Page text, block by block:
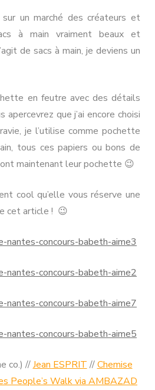
sur un marché des créateurs et
à main vraiment beaux et
de sacs à main, je deviens un
en feutre avec des détails
apercevrez que j’ai encore choisi
je l’utilise comme pochette
tous ces papiers ou bons de
maintenant leur pochette 😉
cool qu’elle vous réserve une
cet article ! 😉
co.) //Jean ESPRIT //Chemise
People’s Walk via AMBAZAD